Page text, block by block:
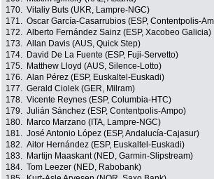
170. Vitaliy Buts (UKR, Lampre-NGC)
171. Oscar García-Casarrubios (ESP, Contentpolis-
172. Alberto Fernández Sainz (ESP, Xacobeo Galicia)
173. Allan Davis (AUS, Quick Step)
174.
David De La Fuente (ESP, Fuji-Servetto)
175.
Matthew Lloyd (AUS, Silence-Lotto)
176. Alan Pérez (ESP, Euskaltel-Euskadi)
177. Gerald Ciolek (GER, Milram)
178. Vicente Reynes (ESP, Columbia-HTC)
179. Julián Sánchez (ESP, Contentpolis-Ampo)
180.
Marco Marzano (ITA, Lampre-NGC)
181. José Antonio López (ESP, Andalucía-Cajasur)
182. Aitor Hernández (ESP, Euskaltel-Euskadi)
183.
Martijn Maaskant (NED, Garmin-Slipstream)
184. Tom Leezer (NED, Rabobank)